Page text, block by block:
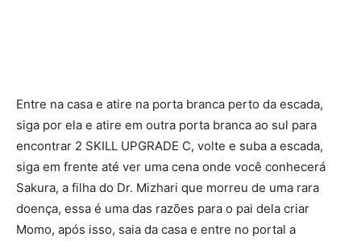
Entre na casa e atire na porta branca perto da escada,
siga por ela e atire em outra porta branca ao sul para
encontrar 2 SKILL UPGRADE C, volte e suba a escada,
siga em frente até ver uma cena onde você conhecerá
Sakura, a filha do Dr. Mizhari que morreu de uma rara
doença, essa é uma das razões para o pai dela criar
Momo, após isso, saia da casa e entre no portal a